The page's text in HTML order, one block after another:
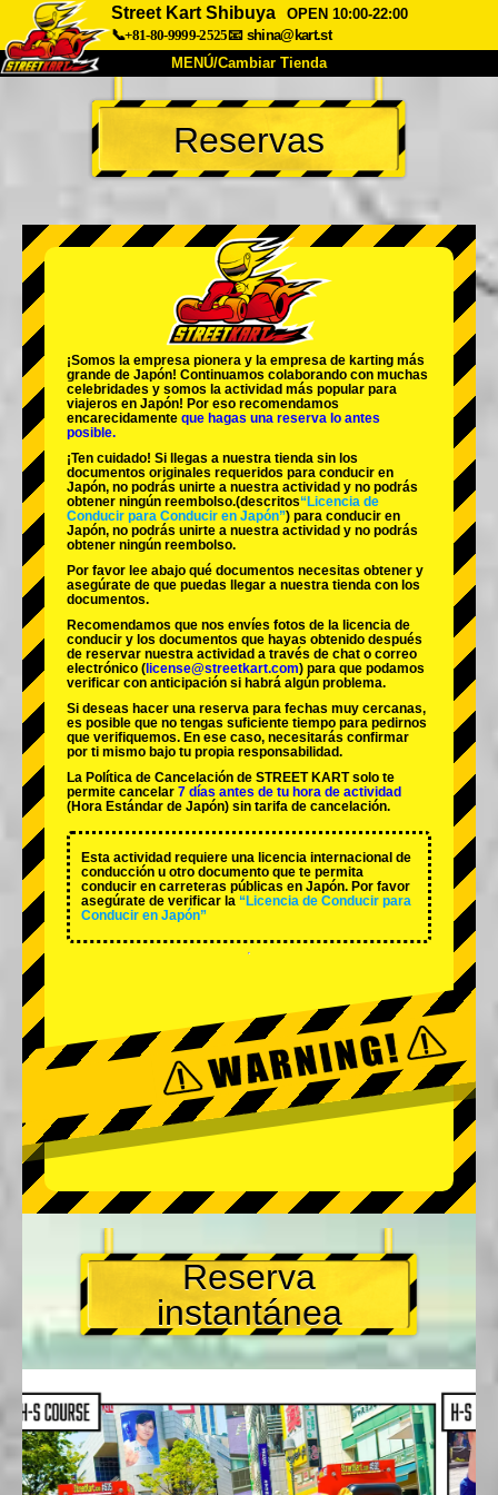
Street Kart Shibuya
OPEN 10:00-22:00
📞+81-80-9999-2525📧 shina@kart.st
MENÚ/Cambiar Tienda
INICIO
Acerca de Especificaciones Precios
Preguntas Frecuentes
Empresa Reservas
Cambiar Tienda
Tokyo Shinagawa Tokyo Akihabara#1
Tokyo Akihabara#2
Tokyo Shibuya Annex Tokyo Bay
Tokyo Asakusa
Reservas
¡Somos la empresa pionera y la empresa de karting más
grande de Japón! Continuamos colaborando con muchas
celebridades y somos la actividad más popular para
viajeros en Japón! Por eso recomendamos
encarecidamente que hagas una reserva lo antes
posible.
¡Ten cuidado! Si llegas a nuestra tienda sin los
documentos originales requeridos para conducir en
Japón, no podrás unirte a nuestra actividad y no podrás
obtener ningún reembolso.(descritos“Licencia de
Conducir para Conducir en Japón”) para conducir en
Japón, no podrás unirte a nuestra actividad y no podrás
obtener ningún reembolso.
Por favor lee abajo qué documentos necesitas obtener y
asegúrate de que puedas llegar a nuestra tienda con los
documentos.
Recomendamos que nos envíes fotos de la licencia de
conducir y los documentos que hayas obtenido después
de reservar nuestra actividad a través de chat o correo
electrónico ( license@streetkart.com) para que podamos
verificar con anticipación si habrá algún problema.
Si deseas hacer una reserva para fechas muy cercanas,
es posible que no tengas suficiente tiempo para pedirnos
que verifiquemos. En ese caso, necesitarás confirmar
por ti mismo bajo tu propia responsabilidad.
La Política de Cancelación de STREET KART solo te
permite cancelar 7 días antes de tu hora de actividad
(Hora Estándar de Japón) sin tarifa de cancelación.
Esta actividad requiere una licencia internacional de
conducción u otro documento que te permita
conducir en carreteras públicas en Japón. Por favor
asegúrate de verificar la “Licencia de Conducir para
Conducir en Japón”
Reserva
instantánea